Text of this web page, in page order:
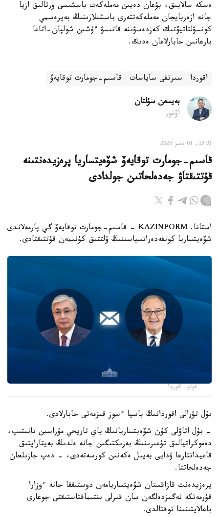
ەسكە سالايىق، بۇعان دەيىن مەملەكەت باسشىسى ورتالىق ازيا
جانە ازەربايجان مەملەكەتتەرى باسشىلارىنىڭ بەيرەسمي
كونسۋلتاتيۆتىك كەزدەسۋىنە قاتىسۋ ءۇشىن شولپان-اتاعا
بارعانىن حابارلاعان ەدىك.
اقوردا سىرتقى ساياسات قاسىم-جومارت توقايەۆ
بەيسەن سۇلتان
اۆتور
13:33, 01 تامىز 2026
قاسىم-جومارت توقايەۆ شۆەيتساريا پرەزيدەنتىنە
قۇتتىقتاۋ جەدەلحاتىن جولدادى
استانا. KAZINFORM - قاسىم-جومارت توقايەۆ گي پارمەلاندى
شۆەيتساريا كونفەدەراتسياسىنىڭ ۇلتتىق كۇنىمەن قۇتتىقتادى.
فوتو: اقوردا
بۇل تۋرالى اقوردانىڭ باسپا ءسوز قىزمەتى حابارلادى.
- بۇل اتاۋلى كۇن شۆەيتساريانىڭ باي تاريحي مۇراسىن تانىتىپ،
دەموكراتيالىق تۇعىرىنىڭ بەرىكتىگىن جانە ەلدىڭ بەيتاراپتىق
قاعيداتتارعا ۇدايى بەيىل ەكەنىن كورسەتەدى، - دەپ جازىلعان
جەدەلحاتتا.
پرەزيدەنت قازاقستان شۆەيتساريامەن دوستىققا جانە ءوزارا
قۇرمەتكە نەگىزدەلگەن سان قىرلى ىنتىماقتاستىقتى جوعارى
باعالايتىنىنا توقتالدى.